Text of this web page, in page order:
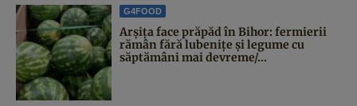
G4FOOD
Arșița face prăpăd în Bihor: fermierii
rămân fără lubenițe și legume cu
săptămâni mai devreme/...